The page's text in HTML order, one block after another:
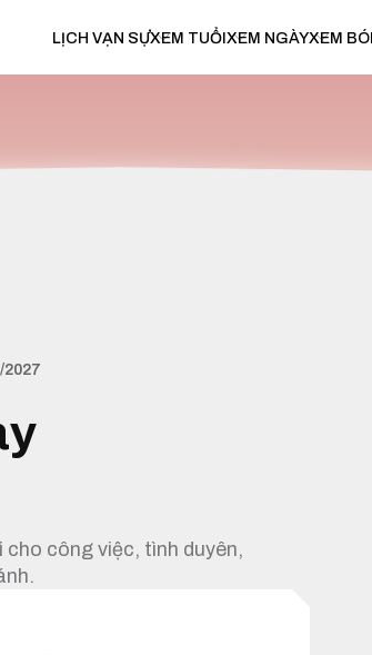
LỊCH VẠN SỰXEM TUỔI XEM NGÀYXEM
2027
công việc, tình duyên,